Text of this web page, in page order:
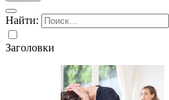
Найти:
Заголовки